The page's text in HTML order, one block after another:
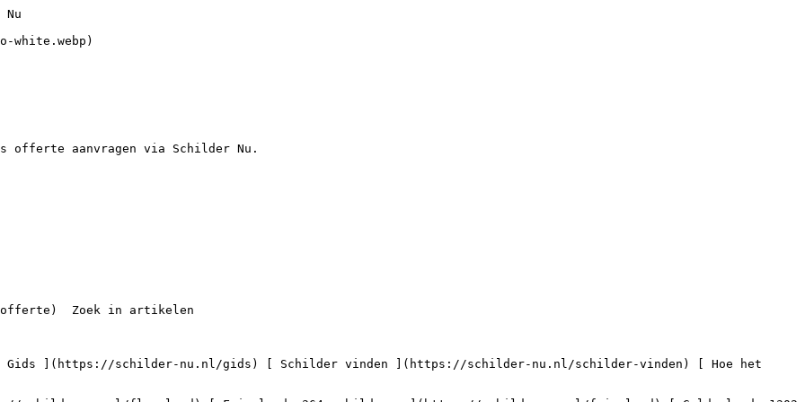
ad-ijssel) [

 Schilders in Schiedam

 13 schilders

    ](https://schilder-nu.nl/schiedam)

Vind een professionele schilder bij je in de buurt

 [

 Schilders in Den Haag

 67 schilders

    ](https://schilder-nu.nl/den-haag) [

 Schilders in Rotterdam

 66 schilders

    ](https://schilder-nu.nl/rotterdam) [

 Schilders in Utrecht-Stad

 52 schilders

    ](https://schilder-nu.nl/utrecht-stad) [

 Schilders in Eindhoven

 36 schilders

    ](